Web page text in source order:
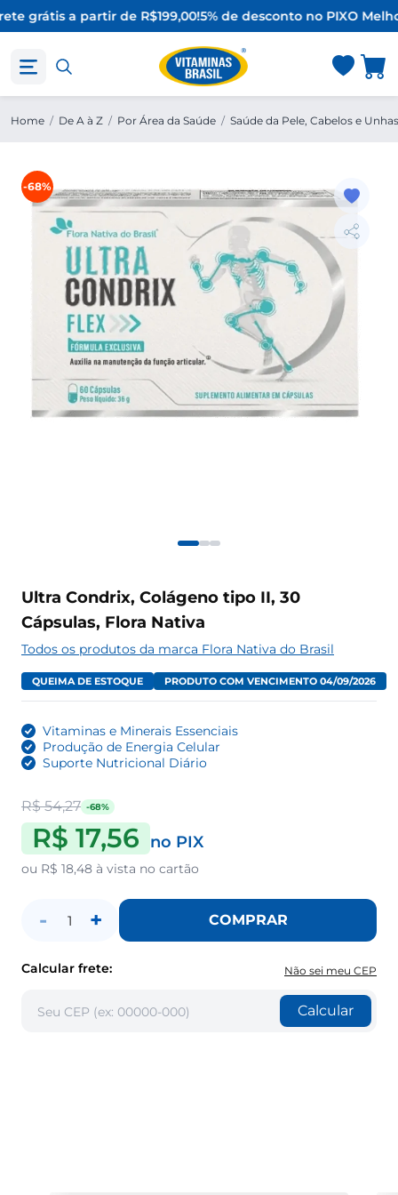
grátis a partir de R$199,00!5% de desconto no PIXO
Home / De A à Z / Por Área da Saúde / Saúde da Pele, Cabelos e Unhas
-68%
Ultra Condrix, Colágeno tipo II, 30
Cápsulas, Flora Nativa
Todos os produtos da marca Flora Nativa do Brasil
QUEIMA DE ESTOQUE PRODUTO COM VENCIMENTO 04/09/2026
Vitaminas e Minerais Essenciais
Produção de Energia Celular
Suporte Nutricional Diário
R$ 54,27 -68%
R$ 17,56 no PIX
ou R$ 18,48 à vista no cartão
- 1 + COMPRAR
Calcular frete: Não sei meu CEP
Calcular